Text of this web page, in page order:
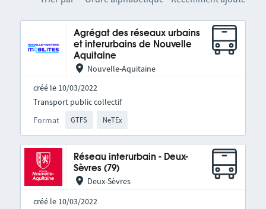
Agrégat des réseaux urbains
et interurbains de Nouvelle
Aquitaine
Nouvelle-Aquitaine
créé le 10/03/2022
Format GTFS NeTEx
Transport public collectif
Réseau interurbain - Deux-
Sèvres (79)
Deux-Sèvres
créé le 10/03/2022